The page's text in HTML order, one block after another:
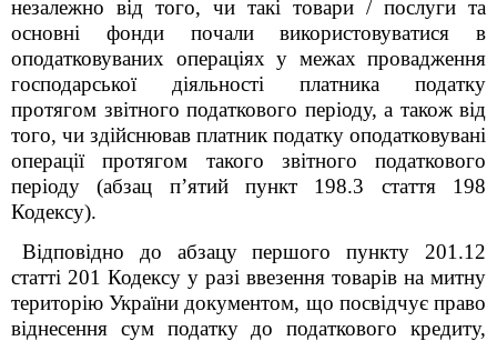
незалежно від того, чи такі товари / послуги та
основні фонди почали використовуватися в
оподатковуваних операціях у межах провадження
господарської діяльності платника податку
протягом звітного податкового періоду, а також від
того, чи здійснював платник податку оподатковувані
операції протягом такого звітного податкового
періоду (абзац п’ятий пункт 198.3 стаття 198
Кодексу).
Відповідно до абзацу першого пункту 201.12
статті 201 Кодексу у разі ввезення товарів на митну
територію України документом, що посвідчує право
віднесення сум податку до податкового кредиту,